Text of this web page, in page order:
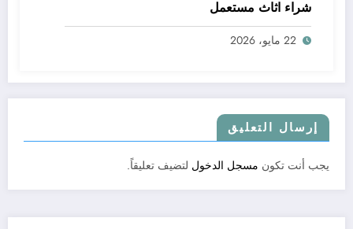
شراء اثاث مستعمل
22 مايو، 2026
إرسال التعليق
يجب أنت تكون مسجل الدخول لتضيف تعليقاً.